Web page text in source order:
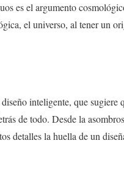
es el argumento
el universo, al tener un
inteligente, que
de todo. Desde la
detalles la huella de un